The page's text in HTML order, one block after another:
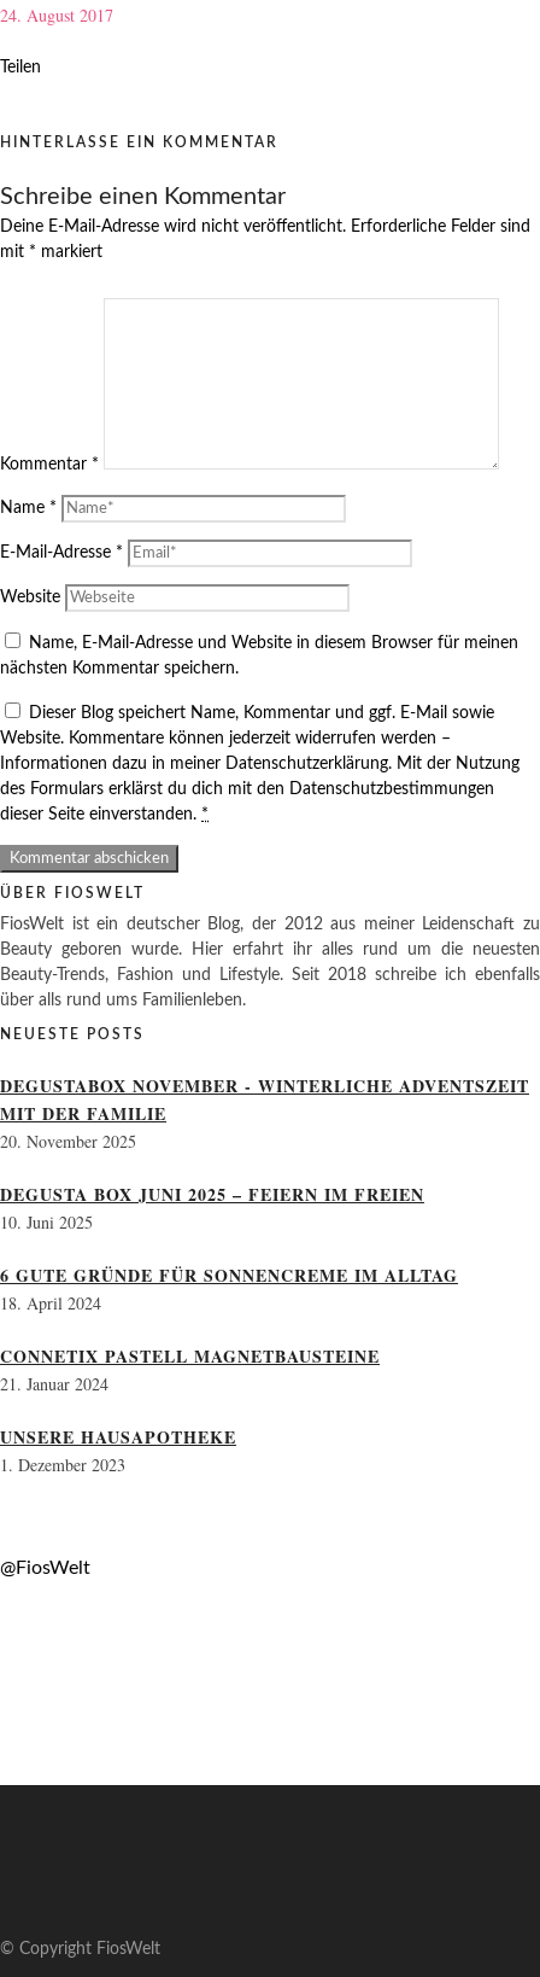
24. August 2017
Teilen
HINTERLASSE EIN KOMMENTAR
Schreibe einen Kommentar
Deine E-Mail-Adresse wird nicht veröffentlicht. Erforderliche Felder sind
mit * markiert
Kommentar *
Name *
E-Mail-Adresse *
Website
Name, E-Mail-Adresse und Website in diesem Browser für meinen
nächsten Kommentar speichern.
Dieser Blog speichert Name, Kommentar und ggf. E-Mail sowie
Website. Kommentare können jederzeit widerrufen werden –
Informationen dazu in meiner Datenschutzerklärung. Mit der Nutzung
des Formulars erklärst du dich mit den Datenschutzbestimmungen
dieser Seite einverstanden. *
ÜBER FIOSWELT
FiosWelt ist ein deutscher Blog, der 2012 aus meiner Leidenschaft zu
Beauty geboren wurde. Hier erfahrt ihr alles rund um die neuesten
Beauty-Trends, Fashion und Lifestyle. Seit 2018 schreibe ich ebenfalls
über alls rund ums Familienleben.
NEUESTE POSTS
DEGUSTABOX NOVEMBER - WINTERLICHE ADVENTSZEIT
MIT DER FAMILIE
20. November 2025
DEGUSTA BOX JUNI 2025 – FEIERN IM FREIEN
10. Juni 2025
6 GUTE GRÜNDE FÜR SONNENCREME IM ALLTAG
18. April 2024
CONNETIX PASTELL MAGNETBAUSTEINE
21. Januar 2024
UNSERE HAUSAPOTHEKE
1. Dezember 2023
@FiosWelt
© Copyright FiosWelt